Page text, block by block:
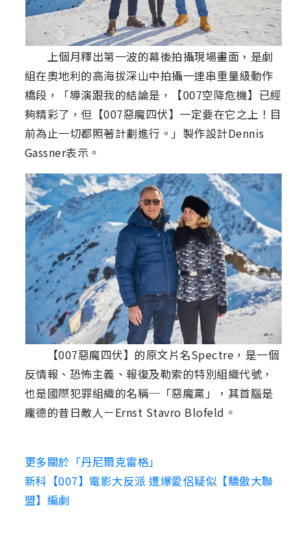
上個月釋出第一波的幕後拍攝現場畫面，是劇
組在奧地利的高海拔深山中拍攝一連串重量級動作
橋段，「導演跟我的結論是，【007空降危機】已經
夠精彩了，但【007惡魔四伏】一定要在它之上！目
前為止一切都照著計劃進行。」製作設計Dennis
Gassner表示。
【007惡魔四伏】的原文片名Spectre，是一個
反情報、恐怖主義、報復及勒索的特別組織代號，
也是國際犯罪組織的名稱─「惡魔黨」，其首腦是
龐德的昔日敵人－Ernst Stavro Blofeld。
更多關於「丹尼爾克雷格」
新科【007】電影大反派 遭爆愛侶疑似【驕傲大聯
盟】編劇